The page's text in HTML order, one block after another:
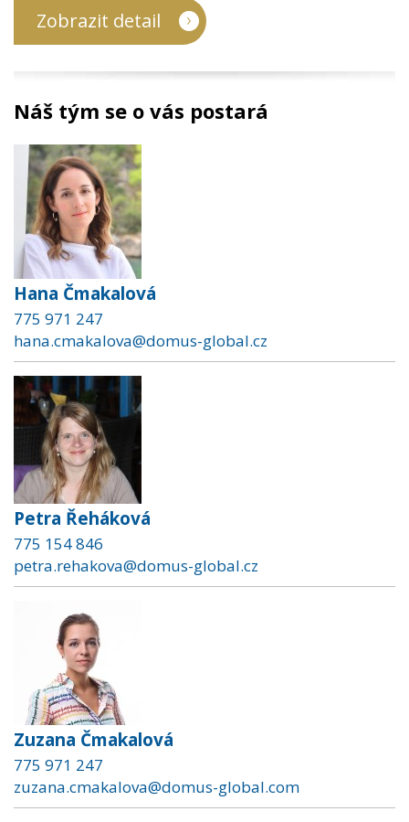
Zobrazit detail
Náš tým se o vás postará
Hana Čmakalová
775 971 247
hana.cmakalova@domus-global.cz
Petra Řeháková
775 154 846
petra.rehakova@domus-global.cz
Zuzana Čmakalová
775 971 247
zuzana.cmakalova@domus-global.com